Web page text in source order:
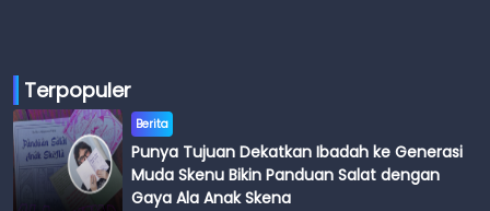
Terpopuler
Berita
Punya Tujuan Dekatkan Ibadah ke Generasi
Muda Skenu Bikin Panduan Salat dengan
Gaya Ala Anak Skena